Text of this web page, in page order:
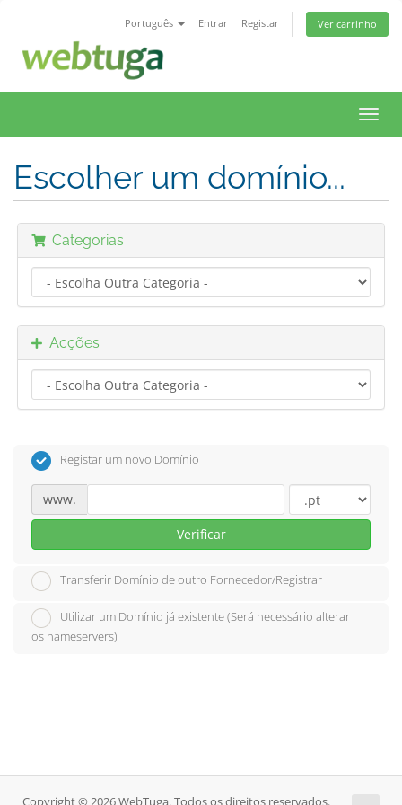
Português Entrar Registar Ver carrinho
Escolher um domínio...
Categorias
Acções
Registar um novo Domínio
www.
Verificar
Transferir Domínio de outro Fornecedor/Registrar
Utilizar um Domínio já existente (Será necessário alterar
os nameservers)
Copyright © 2026 WebTuga. Todos os direitos reservados.